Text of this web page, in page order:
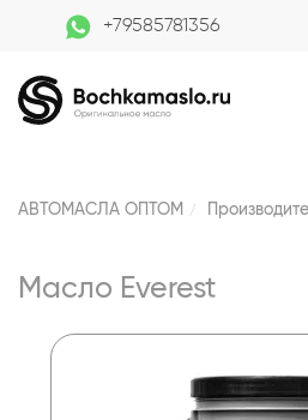
+79585781356
АВТОМАСЛА ОПТОМ
Масло Everest